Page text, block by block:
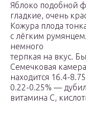
Яблоко подобной
гладкие, очень
Кожура плода
с лёгким
немного
терпкая на вкус.
Семечковая
находится 16.4-
0.22-0.25% —
витамина С,